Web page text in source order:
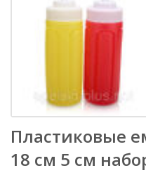
Пластиковые
18 см 5 см